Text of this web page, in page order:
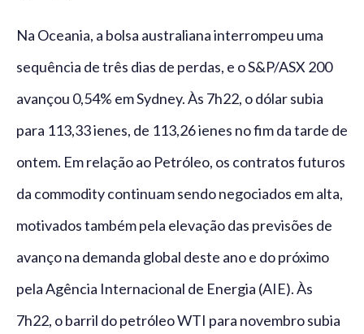
Na Oceania, a bolsa australiana interrompeu uma
sequência de três dias de perdas, e o S&P/ASX 200
avançou 0,54% em Sydney. Às 7h22, o dólar subia
para 113,33 ienes, de 113,26 ienes no fim da tarde de
ontem. Em relação ao Petróleo, os contratos futuros
da commodity continuam sendo negociados em alta,
motivados também pela elevação das previsões de
avanço na demanda global deste ano e do próximo
pela Agência Internacional de Energia (AIE). Às
7h22, o barril do petróleo WTI para novembro subia